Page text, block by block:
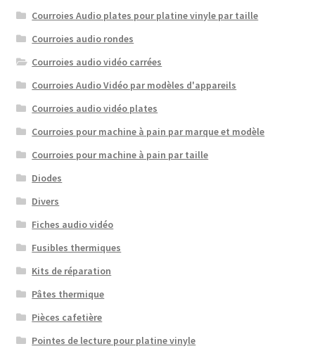
Courroies Audio plates pour platine vinyle par taille
Courroies audio rondes
Courroies audio vidéo carrées
Courroies Audio Vidéo par modèles d'appareils
Courroies audio vidéo plates
Courroies pour machine à pain par marque et modèle
Courroies pour machine à pain par taille
Diodes
Divers
Fiches audio vidéo
Fusibles thermiques
Kits de réparation
Pâtes thermique
Pièces cafetière
Pointes de lecture pour platine vinyle